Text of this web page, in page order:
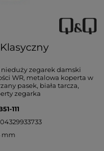
Klasyczny
zegarek damski
WR, metalowa koperta w
pasek, biała tarcza,
zegarka
111
mm